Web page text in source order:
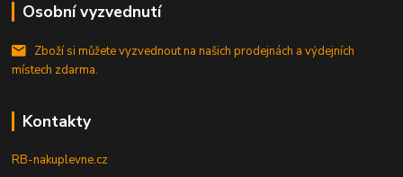
Osobní vyzvednutí
Zboží si můžete vyzvednout na našich prodejnách a výdejních
místech zdarma.
Kontakty
RB-nakuplevne.cz